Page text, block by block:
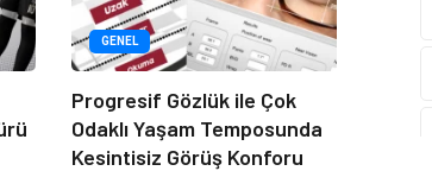
GENEL
Progresif Gözlük ile Çok
Odaklı Yaşam Temposunda
Kesintisiz Görüş Konforu